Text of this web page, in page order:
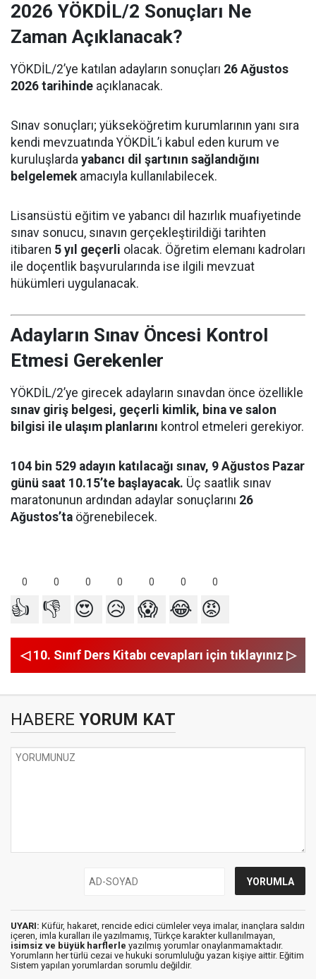
2026 YÖKDİL/2 Sonuçları Ne
Zaman Açıklanacak?
YÖKDİL/2’ye katılan adayların sonuçları 26 Ağustos
2026 tarihinde açıklanacak.
Sınav sonuçları; yükseköğretim kurumlarının yanı sıra
kendi mevzuatında YÖKDİL’i kabul eden kurum ve
kuruluşlarda yabancı dil şartının sağlandığını
belgelemekamacıyla kullanılabilecek.
Lisansüstü eğitim ve yabancı dil hazırlık muafiyetinde
sınav sonucu, sınavın gerçekleştirildiği tarihten
itibaren 5 yıl geçerli olacak. Öğretim elemanı kadroları
ile doçentlik başvurularında ise ilgili mevzuat
hükümleri uygulanacak.
Adayların Sınav Öncesi Kontrol
Etmesi Gerekenler
YÖKDİL/2’ye girecek adayların sınavdan önce özellikle
sınav giriş belgesi, geçerli kimlik, bina ve salon
bilgisi ile ulaşım planlarını kontrol etmeleri gerekiyor.
104 bin 529 adayın katılacağı sınav, 9 Ağustos Pazar
günü saat 10.15’te başlayacak. Üç saatlik sınav
maratonunun ardından adaylar sonuçlarını 26
Ağustos’ta öğrenebilecek.
0 0 0 0 0 0 0
👍 👎 😍 😥 😱 😂 😡
◁ 10. Sınıf Ders Kitabı cevapları için tıklayınız ▷
HABERE YORUM KAT
UYARI: Küfür, hakaret, rencide edici cümleler veya imalar, inançlara saldırı
içeren, imla kuralları ile yazılmamış, Türkçe karakter kullanılmayan,
isimsiz ve büyük harflerle yazılmış yorumlar onaylanmamaktadır.
Yorumların her türlü cezai ve hukuki sorumluluğu yazan kişiye aittir. Eğitim
Sistem yapılan yorumlardan sorumlu değildir.